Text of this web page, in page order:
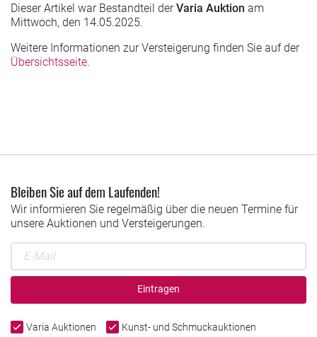
Dieser Artikel war Bestandteil derVaria Auktion am
Mittwoch, den 14.05.2025.
Weitere Informationen zur Versteigerung finden Sie auf der
Übersichtsseite.
Bleiben Sie auf dem Laufenden!
Wir informieren Sie regelmäßig über die neuen Termine für
unsere Auktionen und Versteigerungen.
Eintragen
Varia Auktionen
Kunst- und Schmuckauktionen